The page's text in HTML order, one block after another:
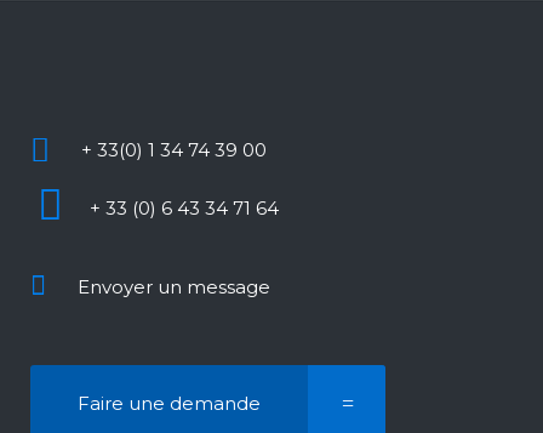
+ 33(0) 1 34 74 39 00
+ 33 (0) 6 43 34 71 64
Envoyer un message
Faire une demande